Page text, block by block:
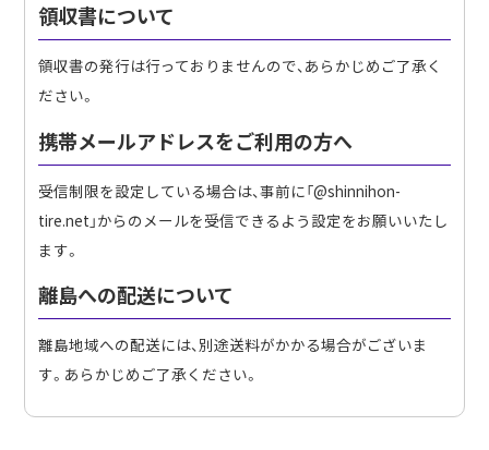
領収書について
領収書の発行は行っておりませんので、あらかじめご了承く
ださい。
携帯メールアドレスをご利用の方へ
受信制限を設定している場合は、事前に「@shinnihon-
tire.net」からのメールを受信できるよう設定をお願いいたし
ます。
離島への配送について
離島地域への配送には、別途送料がかかる場合がございま
す。あらかじめご了承ください。